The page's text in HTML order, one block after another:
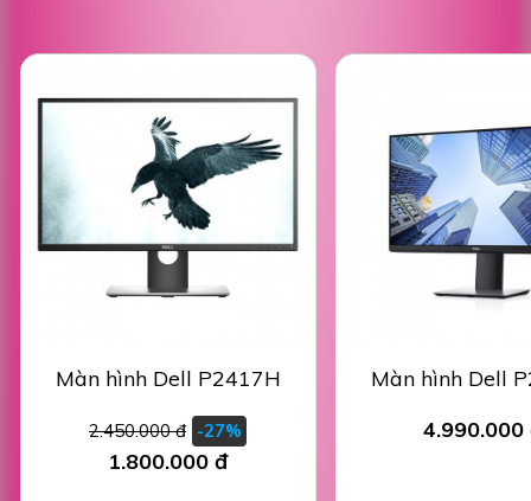
Màn hình Dell P2417H
2.450.000 đ -27%
1.800.000 đ
Màn hình Dell
4.990.000